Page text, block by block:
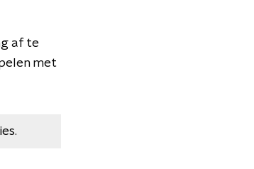
af te
met